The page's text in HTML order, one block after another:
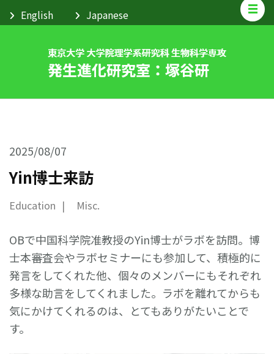
2025/08/07
Yin博士来訪
Education Misc.
OBで中国科学院准教授のYin博士がラボを訪問。博
士本審査会やラボセミナーにも参加して、積極的に
発言をしてくれた他、個々のメンバーにもそれぞれ
多様な助言をしてくれました。ラボを離れてからも
気にかけてくれるのは、とてもありがたいことで
す。